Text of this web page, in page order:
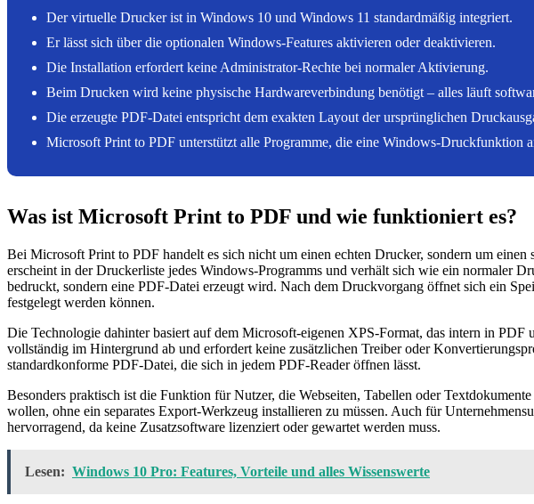
Der virtuelle Drucker ist in Windows 10 und Windows 11 standardmäßig integriert.
Er lässt sich über die optionalen Windows-Features aktivieren oder deaktivieren.
Die Installation erfordert keine Administrator-Rechte bei normaler Aktivierung.
Beim Drucken wird keine physische Hardwareverbindung benötigt – alles läuft
Die erzeugte PDF-Datei entspricht dem exakten Layout der ursprünglichen
Microsoft Print to PDF unterstützt alle Programme, die eine Windows-Druckfunktion
Was ist Microsoft Print to PDF und wie funktioniert es?
Bei Microsoft Print to PDF handelt es sich nicht um einen echten Drucker, sondern um
erscheint in der Druckerliste jedes Windows-Programms und verhält sich wie ein normaler
bedruckt, sondern eine PDF-Datei erzeugt wird. Nach dem Druckvorgang öffnet sich ein
festgelegt werden können.
Die Technologie dahinter basiert auf dem Microsoft-eigenen XPS-Format, das intern in PDF
vollständig im Hintergrund ab und erfordert keine zusätzlichen Treiber oder
standardkonforme PDF-Datei, die sich in jedem PDF-Reader öffnen lässt.
Besonders praktisch ist die Funktion für Nutzer, die Webseiten, Tabellen oder
wollen, ohne ein separates Export-Werkzeug installieren zu müssen. Auch für
hervorragend, da keine Zusatzsoftware lizenziert oder gewartet werden muss.
Lesen: Windows 10 Pro: Features, Vorteile und alles Wissenswerte